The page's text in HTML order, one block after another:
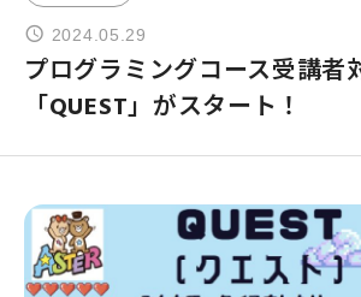
よくあるご質問
団体向け出張英会話
新着情報
2024.05.29
プログラミングコース受講者
「QUEST」がスタート！